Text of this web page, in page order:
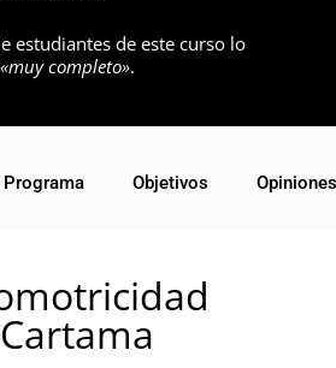
estudiantes de este curso lo
«muy completo».
Programa Objetivos Opiniones